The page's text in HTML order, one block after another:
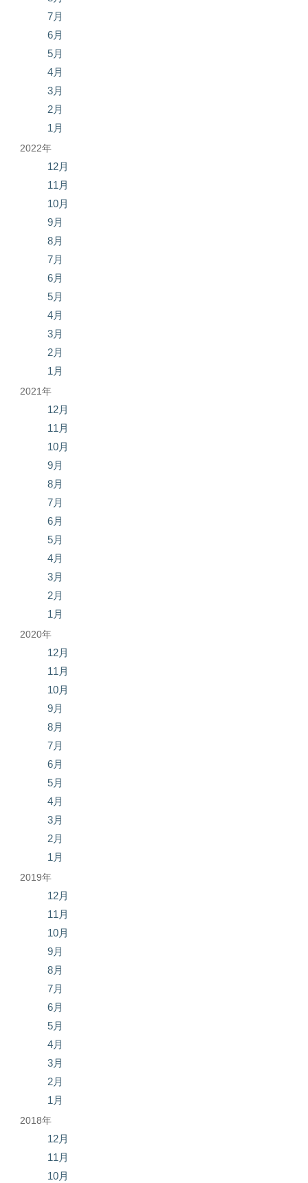
7月
6月
5月
4月
3月
2月
1月
2022年
12月
11月
10月
9月
8月
7月
6月
5月
4月
3月
2月
1月
2021年
12月
11月
10月
9月
8月
7月
6月
5月
4月
3月
2月
1月
2020年
12月
11月
10月
9月
8月
7月
6月
5月
4月
3月
2月
1月
2019年
12月
11月
10月
9月
8月
7月
6月
5月
4月
3月
2月
1月
2018年
12月
11月
10月